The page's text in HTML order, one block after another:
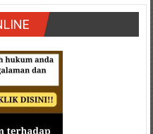
Mungkid/Demak/